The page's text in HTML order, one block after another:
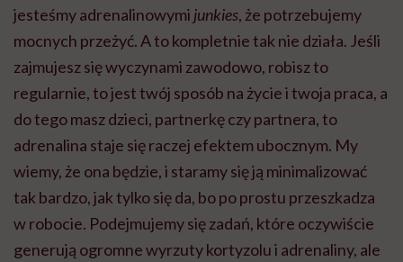
jesteśmy adrenalinowymi junkies, że potrzebujemy
mocnych przeżyć. A to kompletnie tak nie działa. Jeśli
zajmujesz się wyczynami zawodowo, robisz to
regularnie, to jest twój sposób na życie i twoja praca, a
do tego masz dzieci, partnerkę czy partnera, to
adrenalina staje się raczej efektem ubocznym. My
wiemy, że ona będzie, i staramy się ją minimalizować
tak bardzo, jak tylko się da, bo po prostu przeszkadza
w robocie. Podejmujemy się zadań, które oczywiście
generują ogromne wyrzuty kortyzolu i adrenaliny, ale